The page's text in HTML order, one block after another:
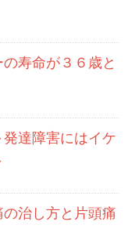
寿命が３６歳と
達障害にはイケ
治し方と片頭痛